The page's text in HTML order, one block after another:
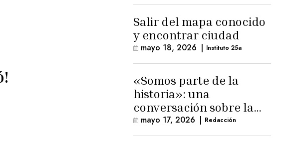
Salir del mapa conocido
y encontrar ciudad
mayo 18, 2026 | Instituto 25a
«Somos parte de la
historia»: una
conversación sobre la
memoria trans
masculina
mayo 17, 2026 | Redacción